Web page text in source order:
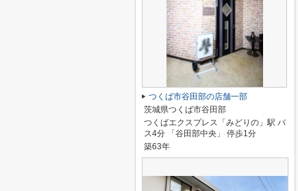
つくば市谷田部の店舗一部
茨城県つくば市谷田部
つくばエクスプレス「みどりの」駅 バ
ス4分 「谷田部中央」 停歩1分
築63年